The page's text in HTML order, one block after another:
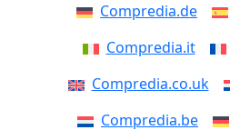
Compredia.de
Compredia.it
Compredia.co.uk
Compredia.be